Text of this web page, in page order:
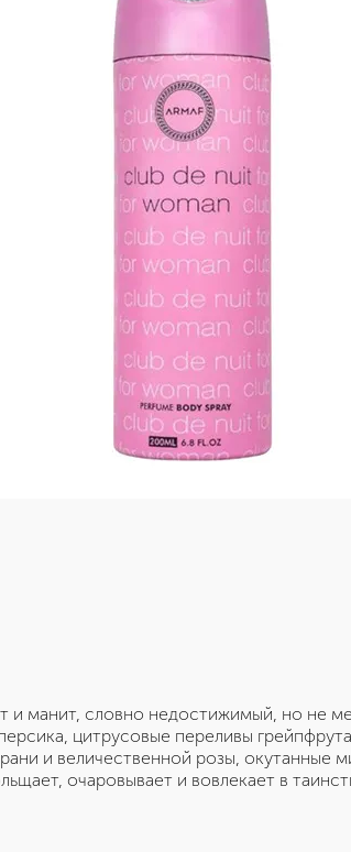
и манит, словно недостижимый, но не
цитрусовые переливы
и величественной розы, окутанные
очаровывает и вовлекает в